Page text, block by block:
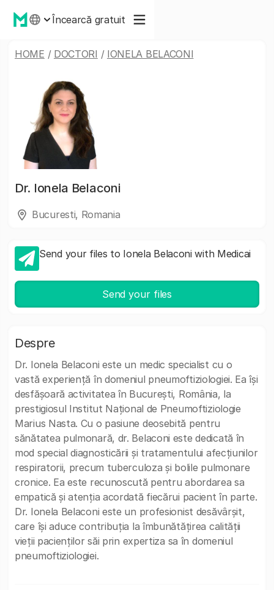
Încearcă gratuit
HOME / DOCTORI / IONELA BELACONI
Dr. Ionela Belaconi
Bucuresti, Romania
Send your files to Ionela Belaconi with Medicai
Send your files
Despre
Dr. Ionela Belaconi este un medic specialist cu o
vastă experiență în domeniul pneumoftiziologiei. Ea își
desfășoară activitatea în București, România, la
prestigiosul Institut Național de Pneumoftiziologie
Marius Nasta. Cu o pasiune deosebită pentru
sănătatea pulmonară, dr. Belaconi este dedicată în
mod special diagnosticării și tratamentului afecțiunilor
respiratorii, precum tuberculoza și bolile pulmonare
cronice. Ea este recunoscută pentru abordarea sa
empatică și atenția acordată fiecărui pacient în parte.
Dr. Ionela Belaconi este un profesionist desăvârșit,
care își aduce contribuția la îmbunătățirea calității
vieții pacienților săi prin expertiza sa în domeniul
pneumoftiziologiei.